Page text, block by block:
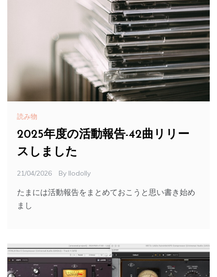
読み物
2025年度の活動報告-42曲リリー
スしました
21/04/2026 By Ilodolly
たまには活動報告をまとめておこうと思い書き始め
まし